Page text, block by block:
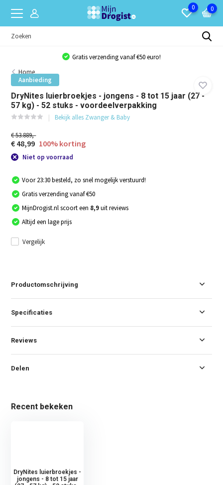
0 0
Gratis verzending vanaf €50 euro!
Home
Aanbieding
DryNites luierbroekjes - jongens - 8 tot 15 jaar (27 -
57 kg) - 52 stuks - voordeelverpakking
Bekijk alles Zwanger & Baby
€ 53.889,-
€ 48,99 100% korting
Niet op voorraad
Voor 23:30 besteld, zo snel mogelijk verstuurd!
Gratis verzending vanaf €50
MijnDrogist.nl scoort een 8,9uit reviews
Altijd een lage prijs
Vergelijk
Productomschrijving
Specificaties
Reviews
Delen
Recent bekeken
DryNites luierbroekjes -
jongens - 8 tot 15 jaar